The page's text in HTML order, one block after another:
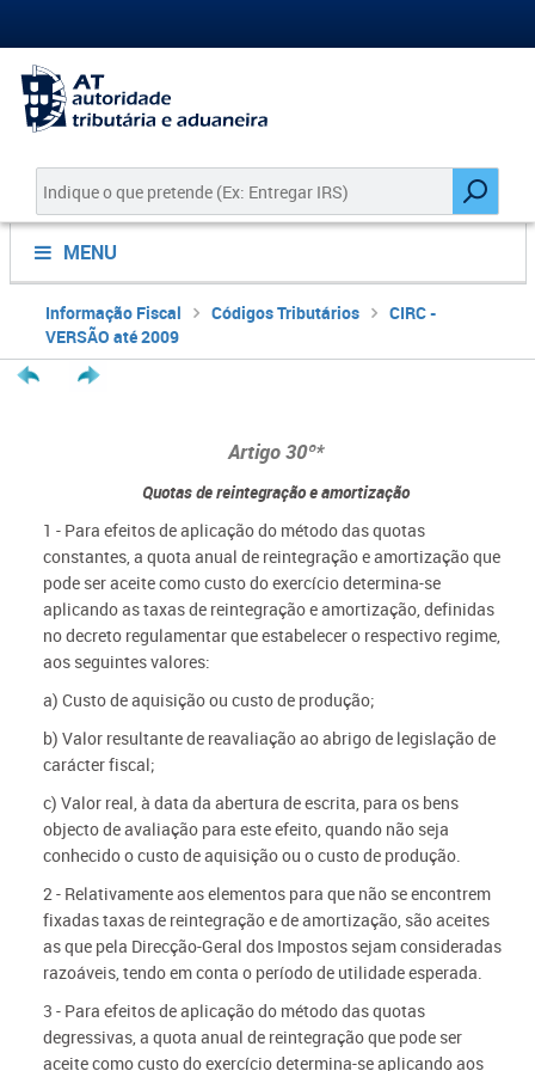
MENU
Informação Fiscal Códigos Tributários
CIRC -
VERSÃO até 2009
Artigo 30º*
Quotas de reintegração e amortização
1 - Para efeitos de aplicação do método das quotas
constantes, a quota anual de reintegração e amortização que
pode ser aceite como custo do exercício determina-se
aplicando as taxas de reintegração e amortização, definidas
no decreto regulamentar que estabelecer o respectivo regime,
aos seguintes valores:
a) Custo de aquisição ou custo de produção;
b) Valor resultante de reavaliação ao abrigo de legislação de
carácter fiscal;
c) Valor real, à data da abertura de escrita, para os bens
objecto de avaliação para este efeito, quando não seja
conhecido o custo de aquisição ou o custo de produção.
2 - Relativamente aos elementos para que não se encontrem
fixadas taxas de reintegração e de amortização, são aceites
as que pela Direcção-Geral dos Impostos sejam consideradas
razoáveis, tendo em conta o período de utilidade esperada.
3 - Para efeitos de aplicação do método das quotas
degressivas, a quota anual de reintegração que pode ser
aceite como custo do exercício determina-se aplicando aos